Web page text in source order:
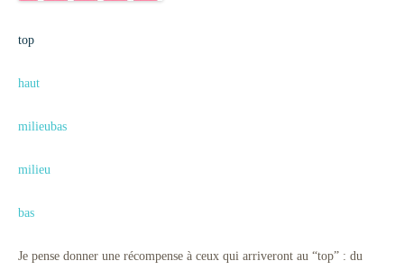
top
haut
milieubas
milieu
bas
Je pense donner une récompense à ceux qui arriveront au “top” : du